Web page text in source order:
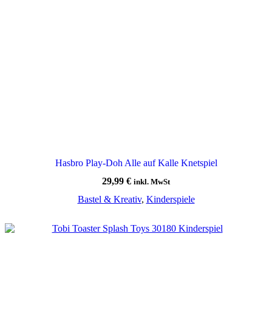
Hasbro Play-Doh Alle auf Kalle Knetspiel
29,99 € inkl. MwSt
Bastel & Kreativ, Kinderspiele